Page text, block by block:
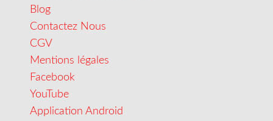
Blog
Contactez Nous
CGV
Mentions légales
Facebook
YouTube
Application Android